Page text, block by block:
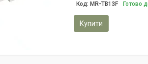
MR-TB13F Готово
Купити